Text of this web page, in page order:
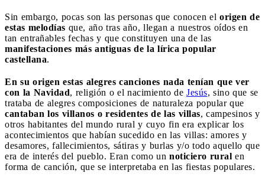
Sin embargo, pocas son las personas que conocen el origen de
estas melodías que, año tras año, llegan a nuestros oídos en
tan entrañables fechas y que constituyen una de las
manifestaciones más antiguas de la lírica popular
castellana.
En su origen estas alegres canciones nada tenían que ver
con la Navidad, religión o el nacimiento de Jesús, sino que se
trataba de alegres composiciones de naturaleza popular que
cantaban los villanos o residentes de las villas, campesinos y
otros habitantes del mundo rural y cuyo fin era explicar los
acontecimientos que habían sucedido en las villas: amores y
desamores, fallecimientos, sátiras y burlas y/o todo aquello que
era de interés del pueblo. Eran como un noticiero rural en
forma de canción, que se interpretaba en las fiestas populares.